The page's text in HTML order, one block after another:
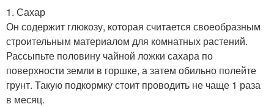
1. Сахар
Он содержит глюкозу, которая считается своеобразным
строительным материалом для комнатных растений.
Рассыпьте половину чайной ложки сахара по
поверхности земли в горшке, а затем обильно полейте
грунт. Такую подкормку стоит проводить не чаще 1 раза
в месяц.